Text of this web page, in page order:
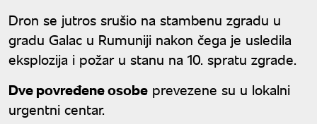
Dron se jutros srušio na stambenu zgradu u
gradu Galac u Rumuniji nakon čega je usledila
eksplozija i požar u stanu na 10. spratu zgrade.
Dve povređene osobe prevezene su u lokalni
urgentni centar.